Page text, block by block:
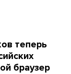
теперь
браузер